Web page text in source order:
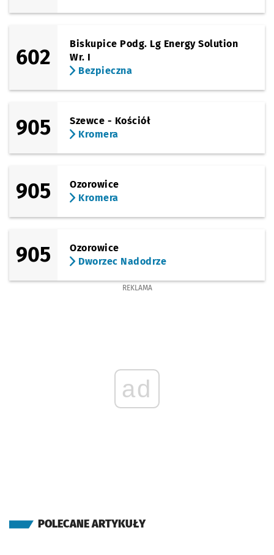
602
Biskupice Podg. Lg Energy Solution
Wr. I
Bezpieczna
905
Szewce - Kościół
Kromera
905
Ozorowice
Kromera
905
Ozorowice
Dworzec Nadodrze
REKLAMA
ad
POLECANE ARTYKUŁY